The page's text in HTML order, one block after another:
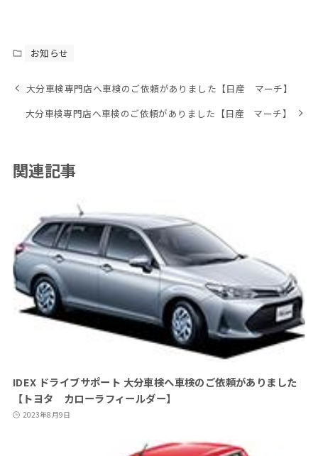
お知らせ
大分車検専門店へ車検のご依頼がありました【日産 マーチ】
大分車検専門店へ車検のご依頼がありました【日産 マーチ】
関連記事
IDEX ドライブサポート 大分車検へ車検のご依頼がありました
【トヨタ カローラフィールダー】
2023年8月9日